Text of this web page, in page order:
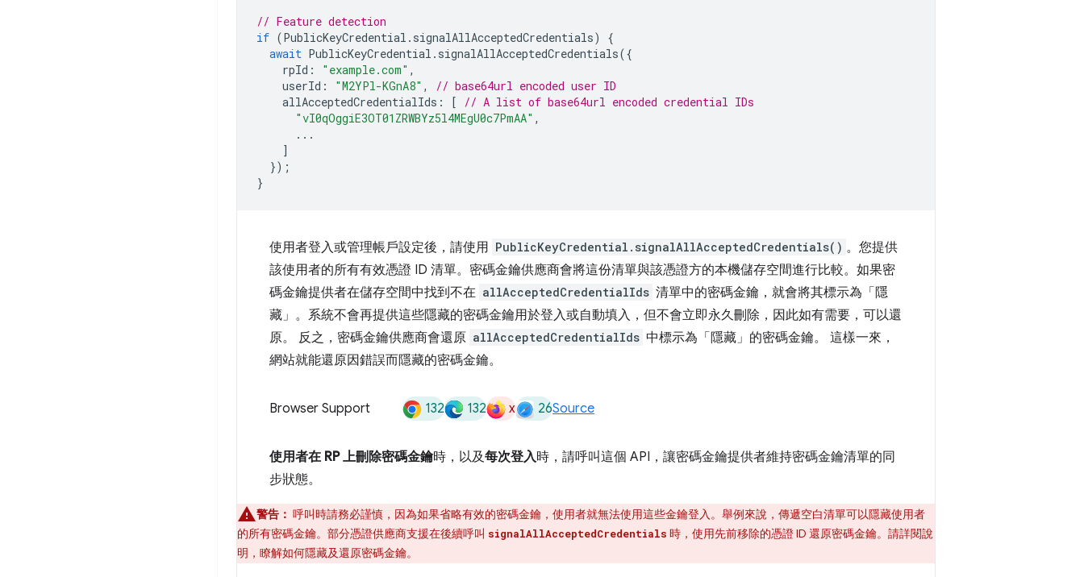
// Feature detection
if (PublicKeyCredential . signalAllAcceptedCredentials)
{
await PublicKeyCredential . signalAllAcceptedCredentials({
rpId : "example.com" ,
userId : "M2YPl-KGnA8" ,
// base64url encoded user ID
allAcceptedCredentialIds : [
// A list of base64url encoded credential IDs
"vI0qOggiE3OT01ZRWBYz5l4MEgU0c7PmAA" ,
...
]
});
}
使用者登入或管理帳戶設定後，請使用 PublicKeyCredential.signalAllAcceptedCredentials() 。您提供
該使用者的所有有效憑證 ID 清單。密碼金鑰供應商會將這份清單與該憑證方的本機儲存空間進行比較。如果密
碼金鑰提供者在儲存空間中找到不在 allAcceptedCredentialIds 清單中的密碼金鑰，就會將其標示為「隱
藏」。系統不會再提供這些隱藏的密碼金鑰用於登入或自動填入，但不會立即永久刪除，因此如有需要，可以還
原。 反之，密碼金鑰供應商會還原 allAcceptedCredentialIds 中標示為「隱藏」的密碼金鑰。 這樣一來，
網站就能還原因錯誤而隱藏的密碼金鑰。
Browser Support 132 132 x 26Source
使用者在 RP 上刪除密碼金鑰時，以及每次登入時，請呼叫這個 API，讓密碼金鑰提供者維持密碼金鑰清單的同
步狀態。
警告： 呼叫時請務必謹慎，因為如果省略有效的密碼金鑰，使用者就無法使用這些金鑰登入。舉例來說，傳遞空白清單可以隱藏使用者
的所有密碼金鑰。部分憑證供應商支援在後續呼叫 signalAllAcceptedCredentials 時，使用先前移除的憑證 ID 還原密碼金鑰。請詳閱說
明，瞭解如何隱藏及還原密碼金鑰。